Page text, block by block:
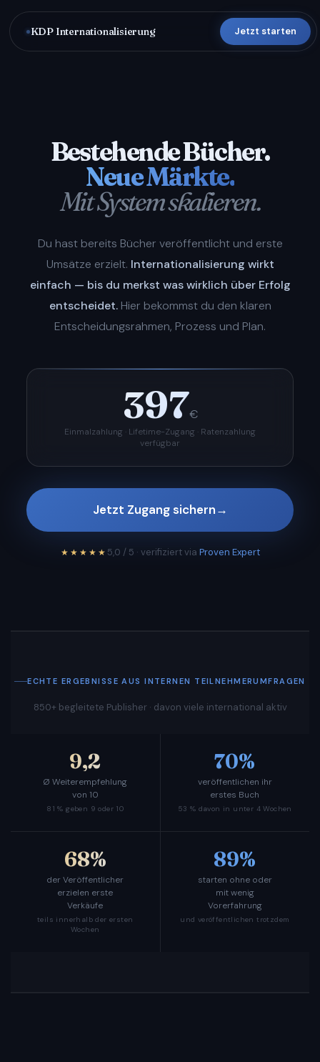
KDP Internationalisierung Jetzt starten
Bestehende Bücher.
Neue Märkte.
Mit System skalieren.
Du hast bereits Bücher veröffentlicht und erste
Umsätze erzielt. Internationalisierung wirkt
einfach — bis du merkst was wirklich über Erfolg
entscheidet.Hier bekommst du den klaren
Entscheidungsrahmen, Prozess und Plan.
397€
Einmalzahlung · Lifetime-Zugang · Ratenzahlung
verfügbar
Jetzt Zugang sichern→
★★★★★ 5,0 / 5 · verifiziert via Proven Expert
ECHTE ERGEBNISSE AUS INTERNEN TEILNEHMERUMFRAGEN
850+begleitete Publisher · davon viele international aktiv
9,2
Ø Weiterempfehlung
von 10
81 % geben 9 oder 10
70%
veröffentlichen ihr
erstes Buch
53 % davon in unter 4 Wochen
68%
der Veröffentlicher
erzielen erste
Verkäufe
teils innerhalb der ersten
Wochen
89%
starten ohne oder
mit wenig
Vorerfahrung
und veröffentlichen trotzdem